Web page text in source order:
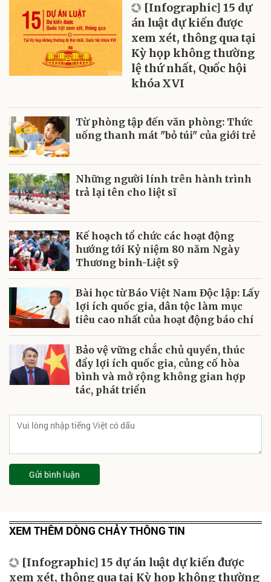
[Infographic] 15 dự
án luật dự kiến được
xem xét, thông qua tại
Kỳ họp không thường
lệ thứ nhất, Quốc hội
khóa XVI
Từ phòng tập đến văn phòng: Thức
uống thanh mát "bỏ túi" của giới trẻ
Những người lính trên hành trình
trả lại tên cho liệt sĩ
Kế hoạch tổ chức các hoạt động
hướng tới Kỷ niệm 80 năm Ngày
Thương binh-Liệt sỹ
Bài học từ Báo Việt Nam Độc lập: Lấy
lợi ích quốc gia, dân tộc làm mục
tiêu cao nhất của hoạt động báo chí
Bảo vệ vững chắc chủ quyền, thúc
đẩy lợi ích quốc gia, củng cố hòa
bình và mở rộng không gian hợp
tác, phát triển
Gửi bình luận
XEM THÊM DÒNG CHẢY THÔNG TIN
[Infographic] 15 dự án luật dự kiến được
xem xét, thông qua tại Kỳ họp không thường